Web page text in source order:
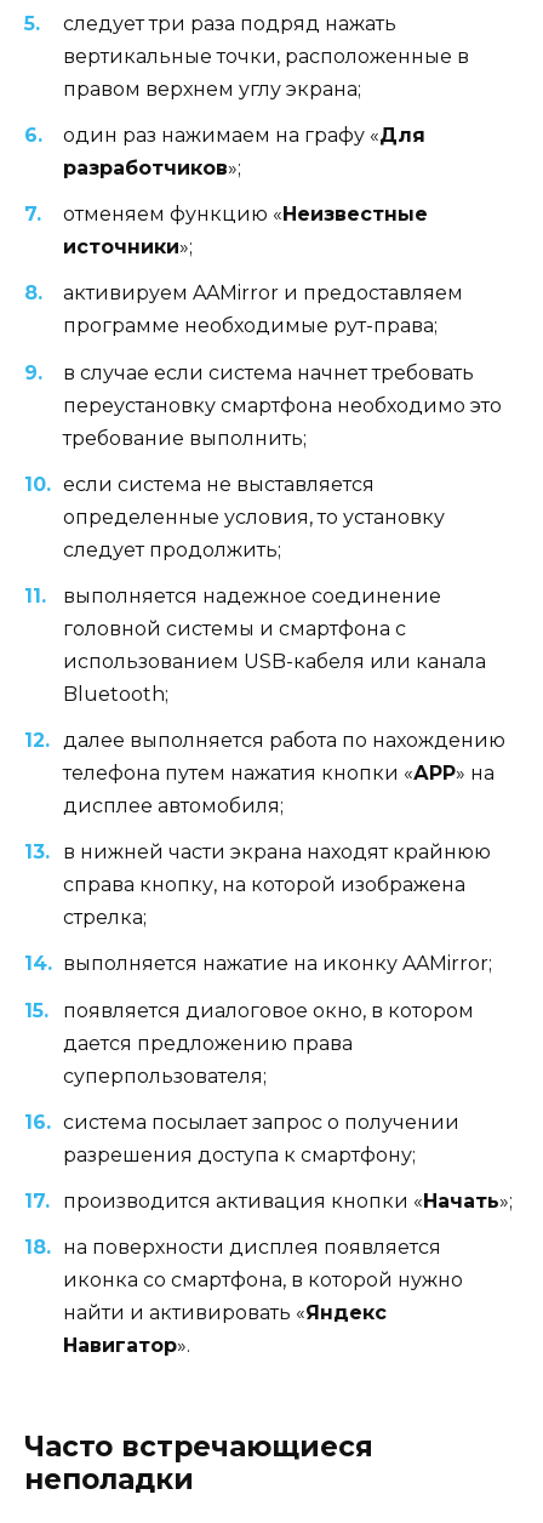
следует три раза подряд нажать
вертикальные точки, расположенные в
правом верхнем углу экрана;
один раз нажимаем на графу «Для
разработчиков»;
отменяем функцию «Неизвестные
источники»;
активируем AAMirror и предоставляем
программе необходимые рут-права;
в случае если система начнет требовать
переустановку смартфона необходимо это
требование выполнить;
если система не выставляется
определенные условия, то установку
следует продолжить;
выполняется надежное соединение
головной системы и смартфона с
использованием USB-кабеля или канала
Bluetooth;
далее выполняется работа по нахождению
телефона путем нажатия кнопки «АРР» на
дисплее автомобиля;
в нижней части экрана находят крайнюю
справа кнопку, на которой изображена
стрелка;
выполняется нажатие на иконку AAMirror;
появляется диалоговое окно, в котором
дается предложению права
суперпользователя;
система посылает запрос о получении
разрешения доступа к смартфону;
производится активация кнопки «Начать»;
на поверхности дисплея появляется
иконка со смартфона, в которой нужно
найти и активировать «Яндекс
Навигатор».
Часто встречающиеся
неполадки